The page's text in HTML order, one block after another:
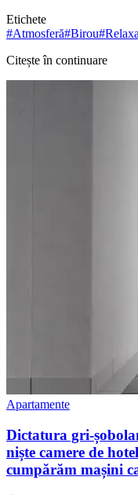
Etichete
#Atmosferă#Birou#
Citește în continuare
Apartamente
Dictatura gri-
niște camere de
cumpărăm mașini